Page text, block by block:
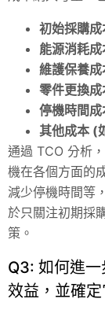
初始採購成
能源消耗成
維護保養成
零件更換成
停機時間成
其他成本 (
通過 TCO 分析
機在各個方面的
減少停機時間等
於只關注初期採
策。
Q3: 如何進
效益，並確